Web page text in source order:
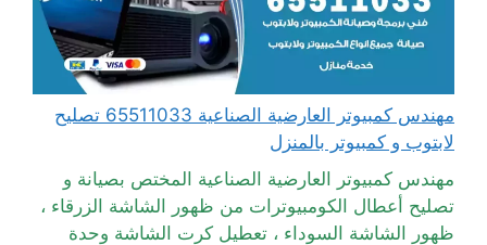
مهندس كمبيوتر العارضية الصناعية 65511033 تصليح
لابتوب و كمبيوتر بالمنزل
مهندس كمبيوتر العارضية الصناعية المختص بصيانة و
تصليح أعطال الكومبيوترات من ظهور الشاشة الزرقاء ،
ظهور الشاشة السوداء ، تعطيل كرت الشاشة وحدة